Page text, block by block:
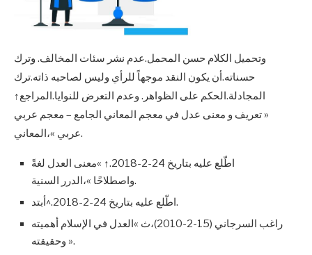
وتحميل الكلام حسن المحمل.عدم نشر سئات المخالف. وترك
حسناته.أن يكون النقد موجهاً للرأي وليس لصاحبه ذاته.ترك
المجادلة.الحكم على الظواهر. وعدم التعرض للنوايا.المراجع↑
« تعريف و معنى عدل في معجم المعاني الجامع – معجم عربي
عربي »،المعاني.
اطّلع عليه بتاريخ 24-2-2018.↑ »معنى العدل لغةً
واصطلاحًا »،الدرر السنية.
اطّلع عليه بتاريخ 24-2-2018.^أبتد.
راغب السرجاني (15-2-2010)،ث »العدل في الإسلام أهميته
وحقيقته ».